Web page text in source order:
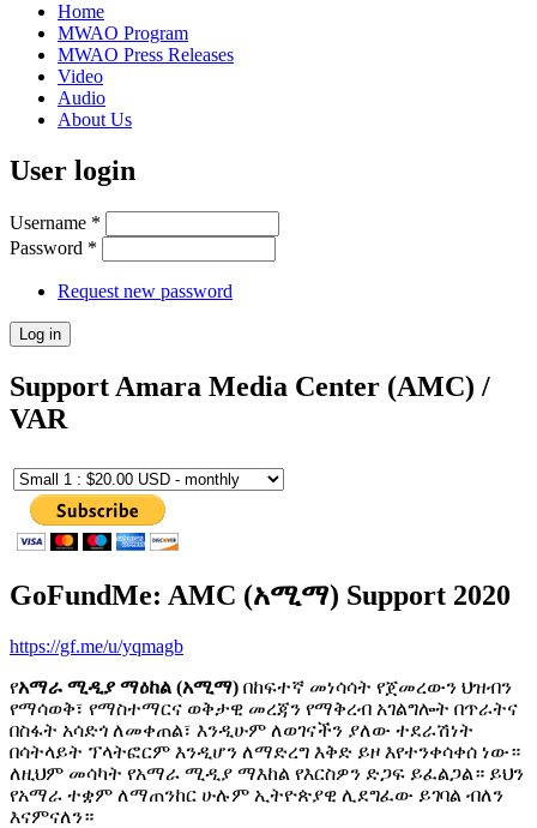
Home
MWAO Program
MWAO Press Releases
Video
Audio
About Us
User login
Username *
Password *
Request new password
Support Amara Media Center (AMC) /
VAR
GoFundMe: AMC (አሚማ) Support 2020
https://gf.me/u/yqmagb
የአማራ ሚዲያ ማዕከል (አሚማ) በከፍተኛ መነሳሳት የጀመረውን ህዝብን
የማሳወቅ፣ የማስተማርና ወቅታዊ መረጃን የማቅረብ አገልግሎት በጥራትና
በስፋት አሳድጎ ለመቀጠል፣ እንዲሁም ለወገናችን ያለው ተደራሽነት
በሳትላይት ፕላትፎርም እንዲሆን ለማድረግ እቅድ ይዞ እየተንቀሳቀሰ ነው።
ለዚህም መሳካት የአማራ ሚዲያ ማእከል የእርስዎን ድጋፍ ይፈልጋል። ይህን
የአማራ ተቋም ለማጠንከር ሁሉም ኢትዮጵያዊ ሊደግፈው ይገባል ብለን
እናምናለን።